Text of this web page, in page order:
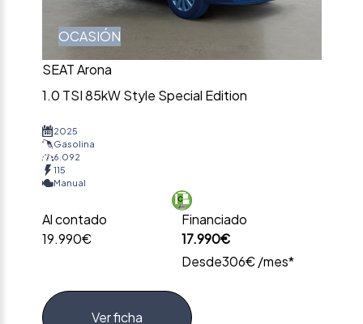
OCASIÓN
SEAT Arona
1.0 TSI 85kW Style Special Edition
2025
Gasolina
6.092
115
Manual
Al contado
19.990€
Financiado
17.990€
Desde306€ /mes*
Ver ficha